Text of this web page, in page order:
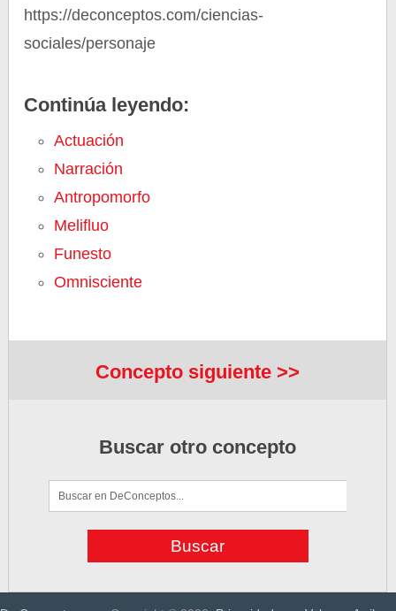
https://deconceptos.com/ciencias-
sociales/personaje
Continúa leyendo:
Actuación
Narración
Antropomorfo
Melifluo
Funesto
Omnisciente
Concepto siguiente >>
Buscar otro concepto